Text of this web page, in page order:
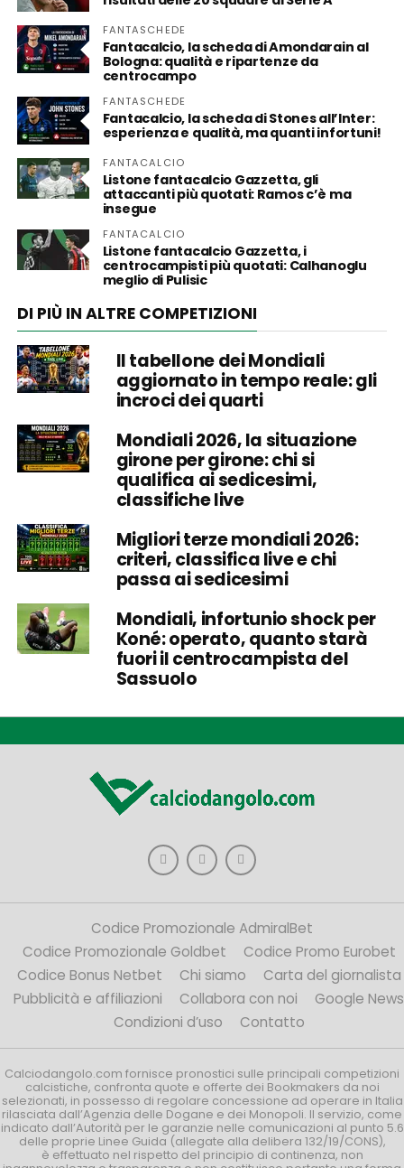
FANTASCHEDE
Fantacalcio, la scheda di Amondarain al
Bologna: qualità e ripartenze da
centrocampo
FANTASCHEDE
Fantacalcio, la scheda di Stones all’Inter:
esperienza e qualità, ma quanti infortuni!
FANTACALCIO
Listone fantacalcio Gazzetta, gli
attaccanti più quotati: Ramos c’è ma
insegue
FANTACALCIO
Listone fantacalcio Gazzetta, i
centrocampisti più quotati: Calhanoglu
meglio di Pulisic
DI PIÙ IN ALTRE COMPETIZIONI
Il tabellone dei Mondiali
aggiornato in tempo reale: gli
incroci dei quarti
Mondiali 2026, la situazione
girone per girone: chi si
qualifica ai sedicesimi,
classifiche live
Migliori terze mondiali 2026:
criteri, classifica live e chi
passa ai sedicesimi
Mondiali, infortunio shock per
Koné: operato, quanto starà
fuori il centrocampista del
Sassuolo
Codice Promozionale AdmiralBet
Codice Promozionale Goldbet
Codice Promo Eurobet
Codice Bonus Netbet
Chi siamo
Carta del giornalista
Pubblicità e affiliazioni
Collabora con noi
Google News
Condizioni d’uso
Contatto
Calciodangolo.com fornisce pronostici sulle principali competizioni
calcistiche, confronta quote e offerte dei Bookmakers da noi
selezionati, in possesso di regolare concessione ad operare in Italia
rilasciata dall’Agenzia delle Dogane e dei Monopoli. Il servizio, come
indicato dall’Autorità per le garanzie nelle comunicazioni al punto 5.6
delle proprie Linee Guida (allegate alla delibera 132/19/CONS),
è effettuato nel rispetto del principio di continenza, non